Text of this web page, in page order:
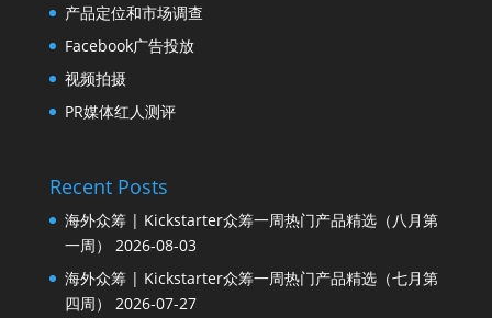
产品定位和市场调查
Facebook广告投放
视频拍摄
PR媒体红人测评
Recent Posts
海外众筹 | Kickstarter众筹一周热门产品精选（八月第
一周）
2026-08-03
海外众筹 | Kickstarter众筹一周热门产品精选（七月第
四周）
2026-07-27